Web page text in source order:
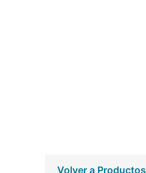
Volver a Productos